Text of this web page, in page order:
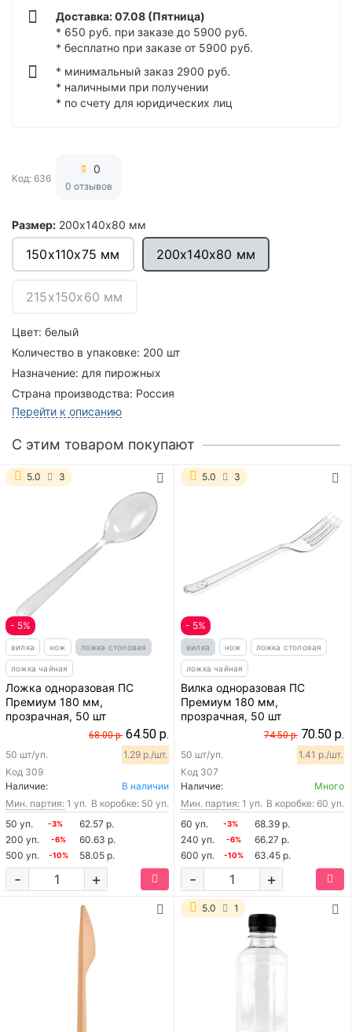
Размер: 200х140х80 мм
150х110х75 мм 200х140х80 мм
215х150х60 мм
Цвет: белый
Количество в упаковке: 200 шт
Назначение: для пирожных
Страна производства: Россия
Перейти к описанию
Доставка: 07.08 (Пятница)
* 650 руб. при заказе до 5900 руб.
* бесплатно при заказе от 5900 руб.
* минимальный заказ 2900 руб.
* наличными при получении
* по счету для юридических лиц
Код: 636
0
0 отзывов
C этим товаром покупают
5.0 3
- 5%
вилка нож ложка столовая
ложка чайная
Ложка одноразовая ПС
Премиум 180 мм,
прозрачная, 50 шт
68.00 р. 64.50 р.
Код 309
50 шт/уп. 1.29 р./шт.
Наличие:
В наличии
Мин. партия: 1 уп. В коробке: 50 уп.
50 уп.
-3%
62.57 р.
200 уп.
-6%
60.63 р.
500 уп.
-10% 58.05 р.
+
-
5.0 3
- 5%
вилка нож ложка столовая
ложка чайная
Вилка одноразовая ПС
Премиум 180 мм,
прозрачная, 50 шт
74.50 р. 70.50 р.
Код 307
50 шт/уп. 1.41 р./шт.
Наличие:
Много
Мин. партия: 1 уп. В коробке: 60 уп.
60 уп.
-3%
68.39 р.
240 уп.
-6%
66.27 р.
600 уп.
-10% 63.45 р.
+
-
5.0 1